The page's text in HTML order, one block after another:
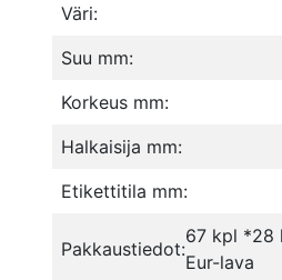
Väri:
Suu mm:
Korkeus mm:
Halkaisija mm:
Etikettitila mm:
Pakkaustiedot:
67 kpl *28
Eur-lava